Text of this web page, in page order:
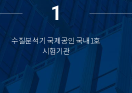
1
수질분석기 국제공인 국내1호
시험기관